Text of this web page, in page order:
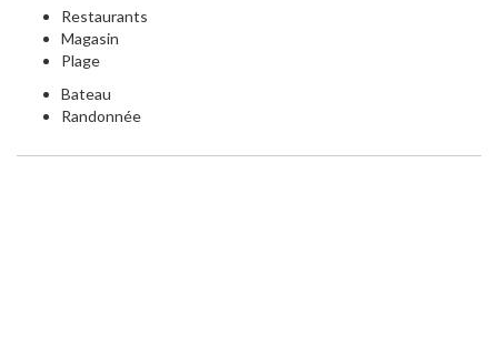
Restaurants
Magasin
Plage
Bateau
Randonnée